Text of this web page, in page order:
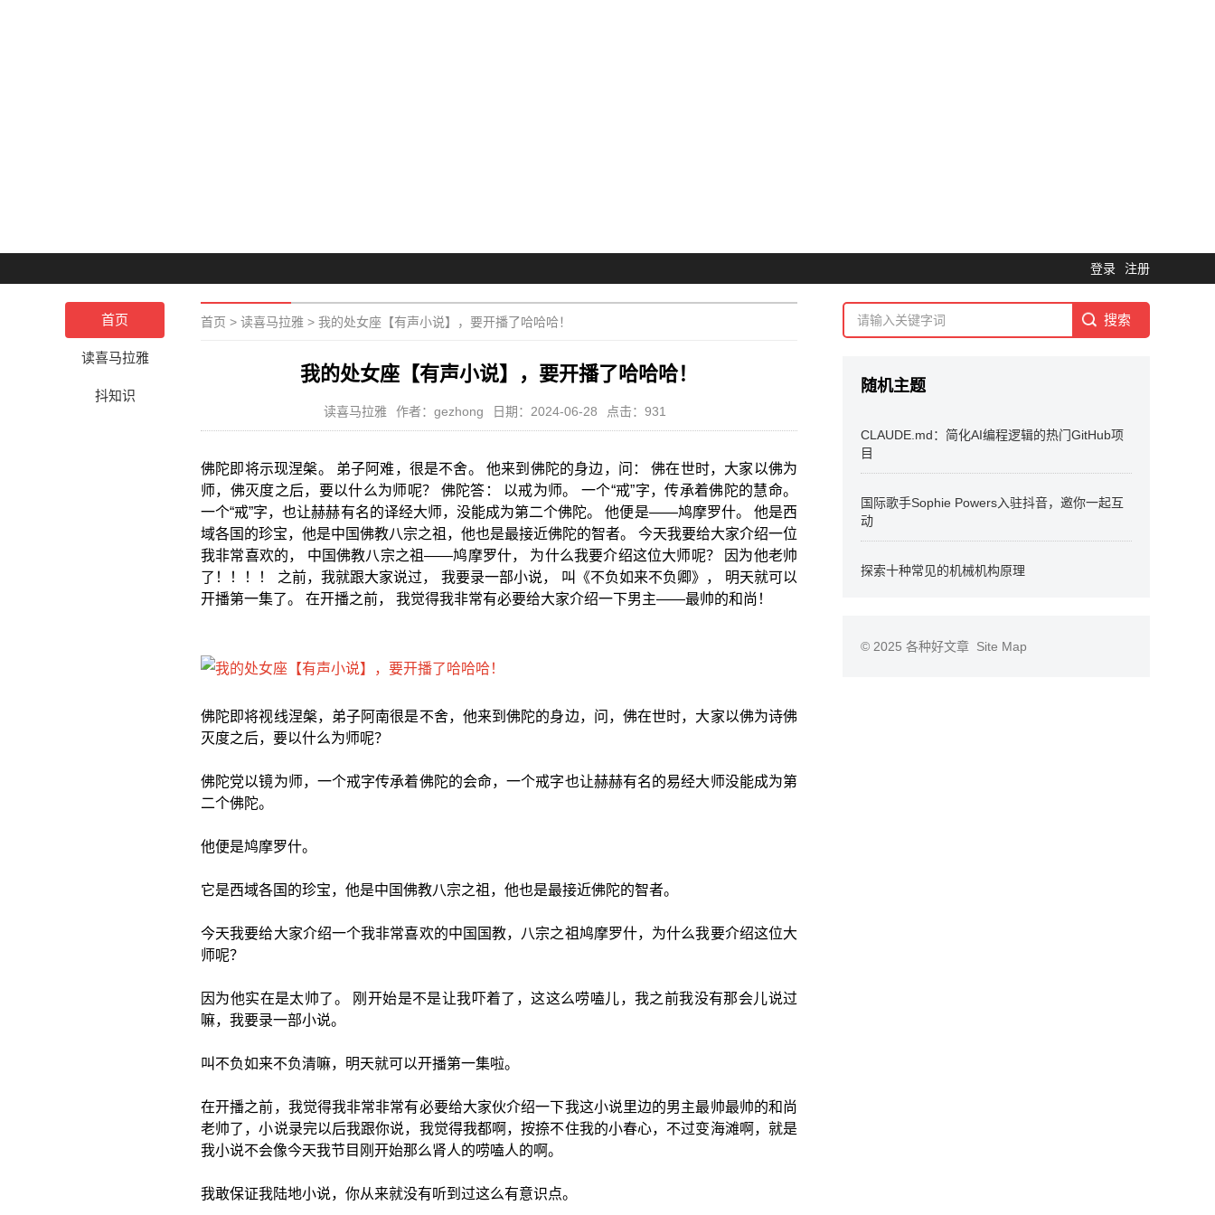
登录 注册
首页
读喜马拉雅
抖知识
首页 > 读喜马拉雅 > 我的处女座【有声小说】，要开播了哈哈哈！
我的处女座【有声小说】，要开播了哈哈哈！
读喜马拉雅 作者：gezhong 日期：2024-06-28 点击：931
佛陀即将示现涅槃。 弟子阿难，很是不舍。 他来到佛陀的身边，问： 佛在世时，大家以佛为
师，佛灭度之后，要以什么为师呢？ 佛陀答： 以戒为师。 一个“戒”字，传承着佛陀的慧命。
一个“戒”字，也让赫赫有名的译经大师，没能成为第二个佛陀。 他便是——鸠摩罗什。 他是西
域各国的珍宝，他是中国佛教八宗之祖，他也是最接近佛陀的智者。 今天我要给大家介绍一位
我非常喜欢的， 中国佛教八宗之祖——鸠摩罗什， 为什么我要介绍这位大师呢？ 因为他老帅
了！！！！ 之前，我就跟大家说过， 我要录一部小说， 叫《不负如来不负卿》， 明天就可以
开播第一集了。 在开播之前， 我觉得我非常有必要给大家介绍一下男主——最帅的和尚！
佛陀即将视线涅槃，弟子阿南很是不舍，他来到佛陀的身边，问，佛在世时，大家以佛为诗佛
灭度之后，要以什么为师呢？
佛陀党以镜为师，一个戒字传承着佛陀的会命，一个戒字也让赫赫有名的易经大师没能成为第
二个佛陀。
他便是鸠摩罗什。
它是西域各国的珍宝，他是中国佛教八宗之祖，他也是最接近佛陀的智者。
今天我要给大家介绍一个我非常喜欢的中国国教，八宗之祖鸠摩罗什，为什么我要介绍这位大
师呢？
因为他实在是太帅了。 刚开始是不是让我吓着了，这这么唠嗑儿，我之前我没有那会儿说过
嘛，我要录一部小说。
叫不负如来不负清嘛，明天就可以开播第一集啦。
在开播之前，我觉得我非常非常有必要给大家伙介绍一下我这小说里边的男主最帅最帅的和尚
老帅了，小说录完以后我跟你说，我觉得我都啊，按捺不住我的小春心，不过变海滩啊，就是
我小说不会像今天我节目刚开始那么肾人的唠嗑人的啊。
我敢保证我陆地小说，你从来就没有听到过这么有意识点。
随机主题
CLAUDE.md：简化AI编程逻辑的热门GitHub项
目
国际歌手Sophie Powers入驻抖音，邀你一起互
动
探索十种常见的机械机构原理
© 2025 各种好文章 Site Map